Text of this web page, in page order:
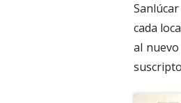
cada
al